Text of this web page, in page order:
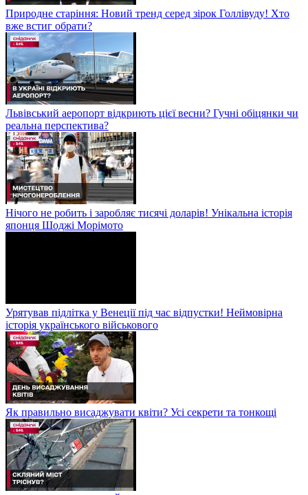
Природне старіння: Новий тренд серед зірок Голлівуду! Хто
вже встиг обрати?
Львівський аеропорт відкриють цієї весни? Гучні обіцянки чи
реальна перспектива?
Нічого не робить і заробляє тисячі доларів! Унікальна історія
японця Шоджі Морімото
Урятував підлітка у Венеції під час відпустки! Неймовірна
історія українського військового
Як правильно висаджувати квіти? Усі секрети та тонкощі